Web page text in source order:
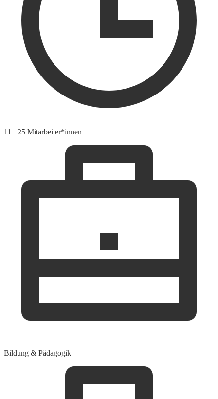
11 - 25 Mitarbeiter*innen
Bildung & Pädagogik